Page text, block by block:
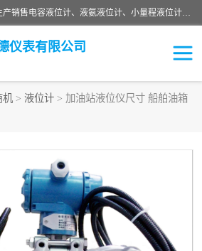
河南福瑞德仪表有限公司是生产销售电容液位计、液氨液位计、小量程液位计定制、智能锅炉水位计、液氮液位计等；并在产品开发、研制的过程中，吸取国内外仪器仪表的技术精华，建立了一支高、精、尖的科研开发队伍，使产品性能不断升级。
仪表有限公司
机 > 液位计 > 加油站液位仪尺寸 船舶油箱
流量传感器
液氮液位计
液位计传感器定制